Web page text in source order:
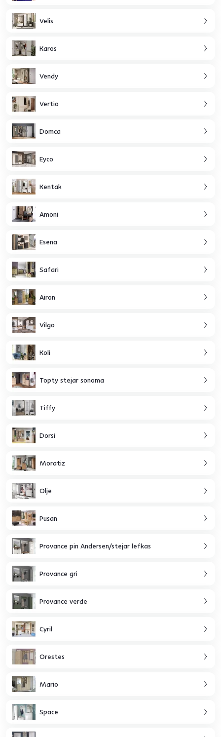
Velis
Karos
Vendy
Vertio
Domca
Eyco
Kentak
Amoni
Esena
Safari
Airon
Vilgo
Koli
Topty stejar sonoma
Tiffy
Dorsi
Moratiz
Olje
Pusan
Provance pin Andersen/stejar lefkas
Provance gri
Provance verde
Cyril
Orestes
Mario
Space